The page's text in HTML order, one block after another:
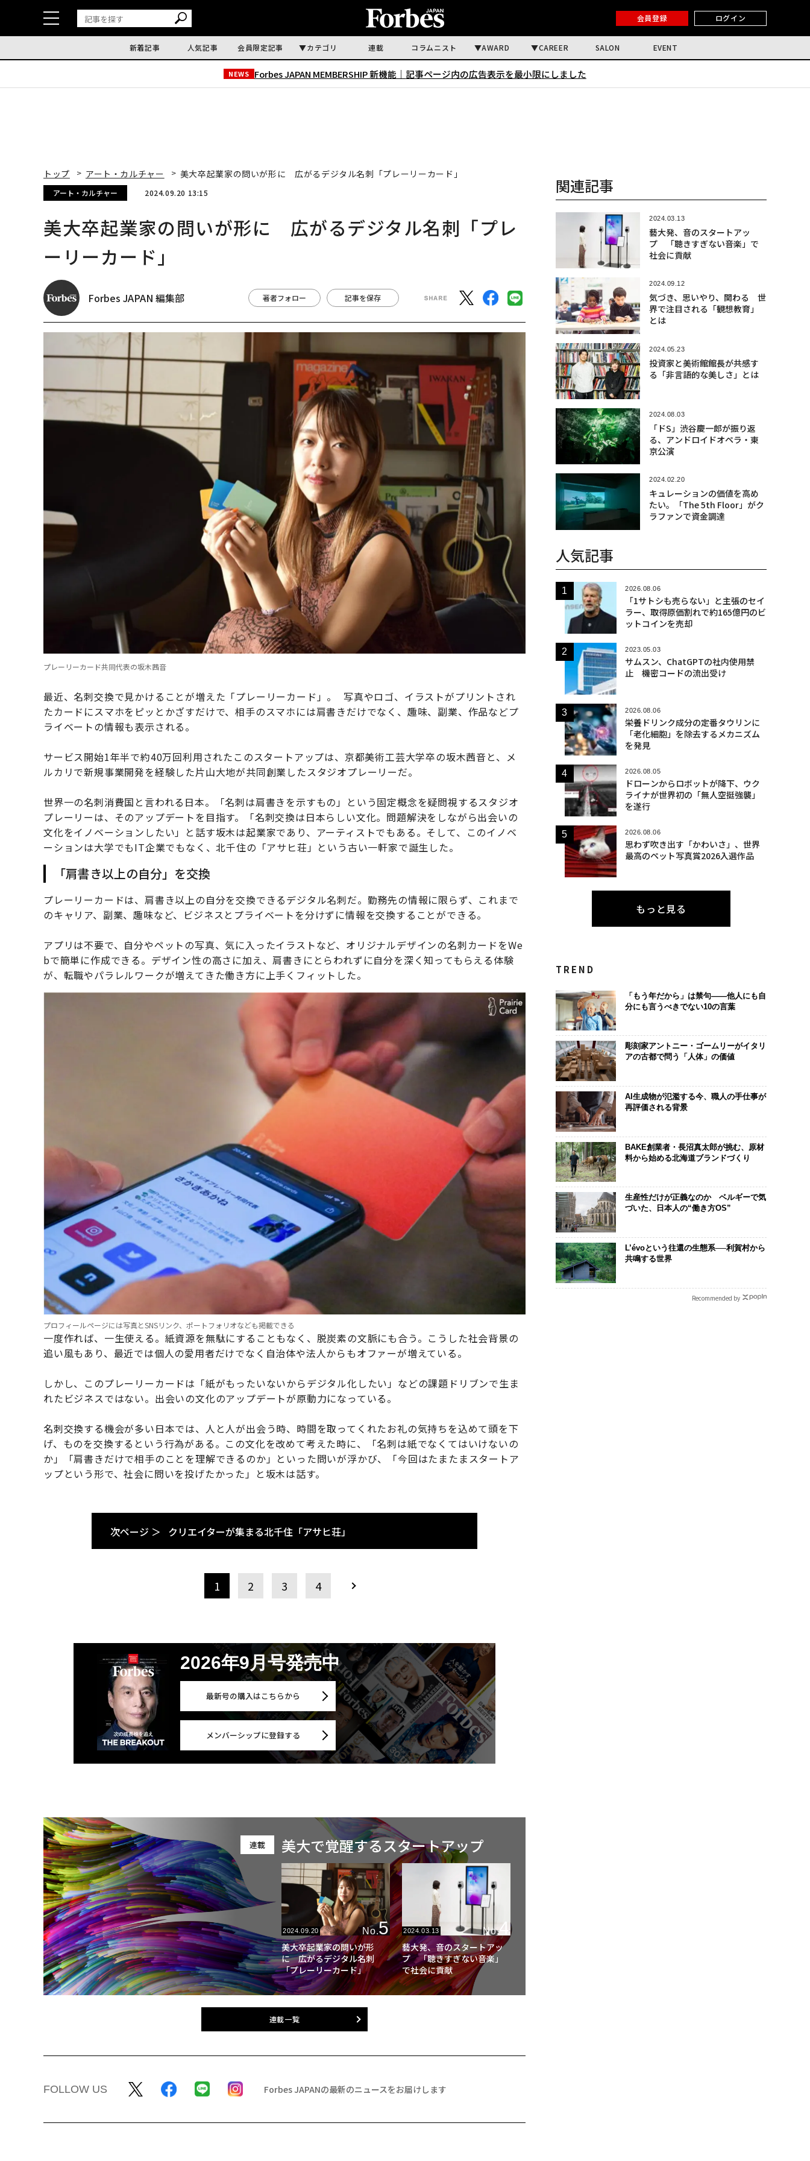
会員登録 ログイン
新着記事 人気記事 会員限定記事 カテゴリ 連載 コラムニスト AWARD CAREER SALON EVENT
NEWS Forbes JAPAN MEMBERSHIP 新機能｜ 記事ページ内の広告表示を最小限にしました
トップ アート・カルチャー 美大卒起業家の問いが形に 広がるデジタル名刺「プレーリーカード」
アート・カルチャー 2024.09.20 13:15
美大卒起業家の問いが形に 広がるデジタル名刺「プレ
ーリーカード」
Forbes JAPAN 編集部 著者フォロー 記事を保存
プレーリーカード共同代表の坂木茜音
最近、名刺交換で見かけることが増えた「プレーリーカード」。 写真やロゴ、イラストがプリントされ
たカードにスマホをピッとかざすだけで、相手のスマホには肩書きだけでなく、趣味、副業、作品などプ
ライベートの情報も表示される。
サービス開始1年半で約40万回利用されたこのスタートアップは、京都美術工芸大学卒の坂木茜音と、メ
ルカリで新規事業開発を経験した片山大地が共同創業したスタジオプレーリーだ。
世界一の名刺消費国と言われる日本。「名刺は肩書きを示すもの」という固定概念を疑問視するスタジオ
プレーリーは、そのアップデートを目指す。「名刺交換は日本らしい文化。問題解決をしながら出会いの
文化をイノベーションしたい」と話す坂木は起業家であり、アーティストでもある。そして、このイノベ
ーションは大学でもIT企業でもなく、北千住の「アサヒ荘」という古い一軒家で誕生した。
「肩書き以上の自分」を交換
プレーリーカードは、肩書き以上の自分を交換できるデジタル名刺だ。勤務先の情報に限らず、これまで
のキャリア、副業、趣味など、ビジネスとプライベートを分けずに情報を交換することができる。
アプリは不要で、自分やペットの写真、気に入ったイラストなど、オリジナルデザインの名刺カードをWe
bで簡単に作成できる。デザイン性の高さに加え、肩書きにとらわれずに自分を深く知ってもらえる体験
が、転職やパラレルワークが増えてきた働き方に上手くフィットした。
プロフィールページには写真とSNSリンク、ポートフォリオなども掲載できる
一度作れば、一生使える。紙資源を無駄にすることもなく、脱炭素の文脈にも合う。こうした社会背景の
追い風もあり、最近では個人の愛用者だけでなく自治体や法人からもオファーが増えている。
しかし、このプレーリーカードは「紙がもったいないからデジタル化したい」などの課題ドリブンで生ま
れたビジネスではない。出会いの文化のアップデートが原動力になっている。
名刺交換する機会が多い日本では、人と人が出会う時、時間を取ってくれたお礼の気持ちを込めて頭を下
げ、ものを交換するという行為がある。この文化を改めて考えた時に、「名刺は紙でなくてはいけないの
か」「肩書きだけで相手のことを理解できるのか」といった問いが浮かび、「今回はたまたまスタートア
ップという形で、社会に問いを投げたかった」と坂木は話す。
次ページ ＞ クリエイターが集まる北千住「アサヒ荘」
1 2 3 4
2026年9月号発売中
最新号の購入はこちらから
メンバーシップに登録する
連載 美大で覚醒するスタートアップ
2024.09.20 No.5
美大卒起業家の問いが形
に 広がるデジタル名刺
「プレーリーカード」
2024.03.13 No.4
藝大発、音のスタートアッ
プ 「聴きすぎない音楽」
で社会に貢献
連載一覧
FOLLOW US Forbes JAPANの最新のニュースをお届けします
関連記事
2024.03.13
藝大発、音のスタートアッ
プ 「聴きすぎない音楽」で
社会に貢献
2024.09.12
気づき、思いやり、関わる 世
界で注目される「観想教育」
とは
2024.05.23
投資家と美術館館長が共感す
る「非言語的な美しさ」とは
2024.08.03
「ドS」渋谷慶一郎が振り返
る、アンドロイドオペラ・東
京公演
2024.02.20
キュレーションの価値を高め
たい。「The 5th Floor」がク
ラファンで資金調達
人気記事
2026.08.06
「1サトシも売らない」と主張のセイ
ラー、取得原価割れで約165億円のビ
ットコインを売却
2023.05.03
サムスン、ChatGPTの社内使用禁
止 機密コードの流出受け
2026.08.06
栄養ドリンク成分の定番タウリンに
「老化細胞」を除去するメカニズム
を発見
2026.08.05
ドローンからロボットが降下、ウク
ライナが世界初の「無人空挺強襲」
を遂行
2026.08.06
思わず吹き出す「かわいさ」、世界
最高のペット写真賞2026入選作品
もっと見る
TREND
「もう年だから」は禁句――他人にも自
分にも言うべきでない10の言葉
彫刻家アントニー・ゴームリーがイタリ
アの古都で問う「人体」の価値
AI生成物が氾濫する今、職人の手仕事が
再評価される背景
BAKE創業者・長沼真太郎が挑む、原材
料から始める北海道ブランドづくり
生産性だけが正義なのか ベルギーで気
づいた、日本人の“働き方OS”
L’évoという往還の生態系──利賀村から
共鳴する世界
Recommended by